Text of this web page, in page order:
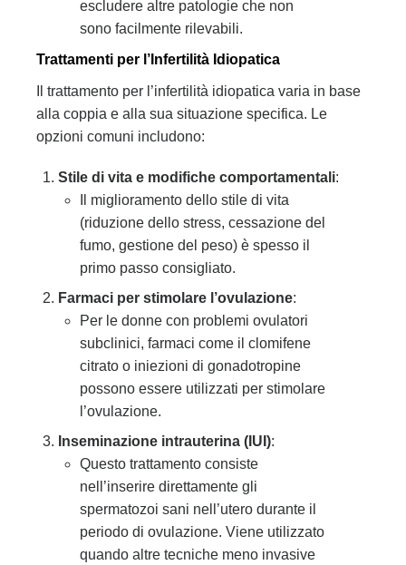
escludere altre patologie che non
sono facilmente rilevabili.
Trattamenti per l’Infertilità Idiopatica
Il trattamento per l’infertilità idiopatica varia in base
alla coppia e alla sua situazione specifica. Le
opzioni comuni includono:
Stile di vita e modifiche comportamentali:
Il miglioramento dello stile di vita
(riduzione dello stress, cessazione del
fumo, gestione del peso) è spesso il
primo passo consigliato.
Farmaci per stimolare l’ovulazione:
Per le donne con problemi ovulatori
subclinici, farmaci come il clomifene
citrato o iniezioni di gonadotropine
possono essere utilizzati per stimolare
l’ovulazione.
Inseminazione intrauterina (IUI):
Questo trattamento consiste
nell’inserire direttamente gli
spermatozoi sani nell’utero durante il
periodo di ovulazione. Viene utilizzato
quando altre tecniche meno invasive